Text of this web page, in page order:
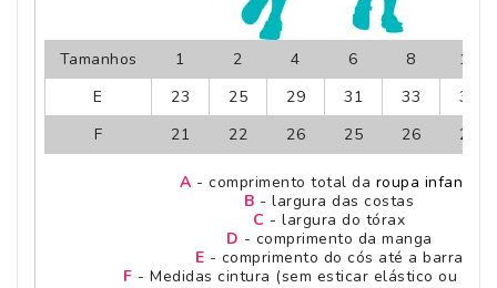
Tamanhos 1 2 4 6 8
10
E
23 25 29 31 33
36
F
21 22 26 25 26 28
A - comprimento total da roupa infantil
B - largura das costas
C - largura do tórax
D - comprimento da manga
E - comprimento do cós até a barra
F - Medidas cintura (sem esticar elástico ou